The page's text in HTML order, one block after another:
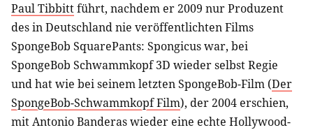
Paul Tibbittführt, nachdem er 2009 nur Produzent
des in Deutschland nie veröffentlichten Films
SpongeBob SquarePants: Spongicus war, bei
SpongeBob Schwammkopf 3D wieder selbst Regie
und hat wie bei seinem letzten SpongeBob-Film (Der
SpongeBob-Schwammkopf Film), der 2004 erschien,
mit Antonio Banderas wieder eine echte Hollywood-